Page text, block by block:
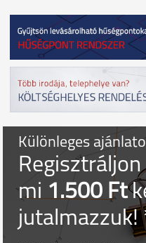
Különleges
mi1.500 Ft
jutalmazzuk!